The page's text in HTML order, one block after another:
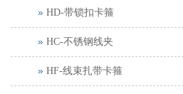
HD-带锁扣卡箍
HC-不锈钢线夹
HF-线束扎带卡箍